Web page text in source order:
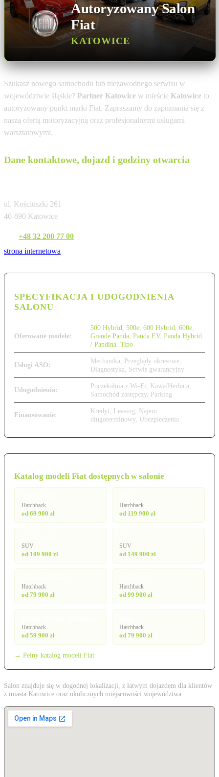
Autoryzowany Salon
Fiat
KATOWICE
Szukasz nowego samochodu lub niezawodnego serwisu w
województwie śląskie? Partner Katowice w mieście Katowice to
autoryzowany punkt marki Fiat. Zapraszamy do zapoznania się z
naszą ofertą motoryzacyjną oraz profesjonalnymi usługami
warsztatowymi.
Dane kontaktowe, dojazd i godziny otwarcia
ul. Kościuszki 261
40-690 Katowice
+48 32 200 77 00
strona internetowa
SPECYFIKACJA I UDOGODNIENIA
SALONU
Oferowane modele:
500 Hybrid 500e 600 Hybrid 600e
Grande Panda Panda EV, Panda Hybrid
/ Pandina Tipo
Usługi ASO:
Mechanika, Przeglądy okresowe,
Diagnostyka, Serwis gwarancyjny
Udogodnienia:
Poczekalnia z Wi-Fi, Kawa/Herbata,
Samochód zastępczy, Parking
Finansowanie:
Kredyt, Leasing, Najem
długoterminowy, Ubezpieczenia
Katalog modeli Fiat dostępnych w salonie
Hatchback
od 69 900 zł
Hatchback
od 119 900 zł
SUV
od 109 900 zł
SUV
od 149 900 zł
Hatchback
od 79 900 zł
Hatchback
od 99 900 zł
Hatchback
od 59 900 zł
Hatchback
od 79 900 zł
→ Pełny katalog modeli Fiat
Salon znajduje się w dogodnej lokalizacji, z łatwym dojazdem dla klientów
z miasta Katowice oraz okolicznych miejscowości województwa.